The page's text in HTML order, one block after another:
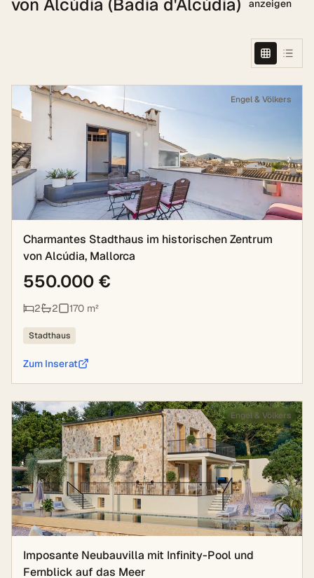
von Alcúdia (Badia d'Alcúdia) anzeigen
Engel & Völkers
Charmantes Stadthaus im historischen Zentrum
von Alcúdia, Mallorca
550.000 €
2 2 170 m²
Stadthaus
Zum Inserat
Engel & Völkers
Imposante Neubauvilla mit Infinity-Pool und
Fernblick auf das Meer